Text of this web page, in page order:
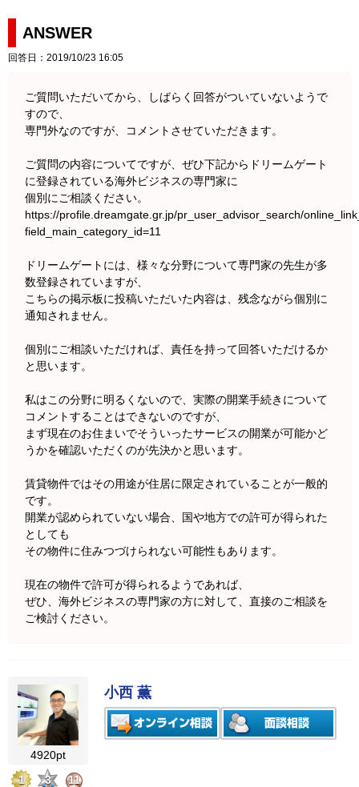
ANSWER
回答日：2019/10/23 16:05
ご質問いただいてから、しばらく回答がついていないようで
すので、
専門外なのですが、コメントさせていただきます。
ご質問の内容についてですが、ぜひ下記からドリームゲート
に登録されている海外ビジネスの専門家に
個別にご相談ください。
https://profile.dreamgate.gr.jp/pr_user_advisor_search/
field_main_category_id=11
ドリームゲートには、様々な分野について専門家の先生が多
数登録されていますが、
こちらの掲示板に投稿いただいた内容は、残念ながら個別に
通知されません。
個別にご相談いただければ、責任を持って回答いただけるか
と思います。
私はこの分野に明るくないので、実際の開業手続きについて
コメントすることはできないのですが、
まず現在のお住まいでそういったサービスの開業が可能かど
うかを確認いただくのが先決かと思います。
賃貸物件ではその用途が住居に限定されていることが一般的
です。
開業が認められていない場合、国や地方での許可が得られた
としても
その物件に住みつづけられない可能性もあります。
現在の物件で許可が得られるようであれば、
ぜひ、海外ビジネスの専門家の方に対して、直接のご相談を
ご検討ください。
4920pt
1
3 11
小西 薫